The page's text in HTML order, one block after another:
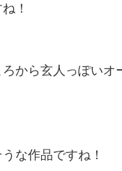
！
から玄人っぽい
な作品ですね！